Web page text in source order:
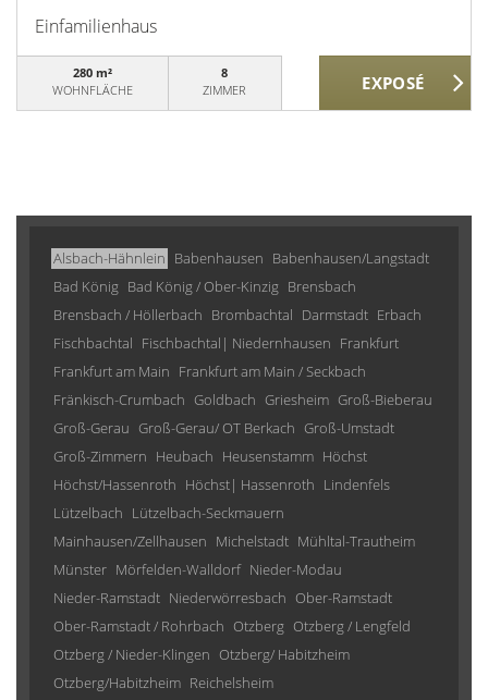
Einfamilienhaus
280 m²
WOHNFLÄCHE
8
ZIMMER
Alsbach-Hähnlein Babenhausen Babenhausen/Langstadt
Bad König Bad König / Ober-Kinzig Brensbach
Brensbach / Höllerbach Brombachtal Darmstadt Erbach
Fischbachtal Fischbachtal| Niedernhausen Frankfurt
Frankfurt am Main Frankfurt am Main / Seckbach
Fränkisch-Crumbach Goldbach Griesheim Groß-Bieberau
Groß-Gerau Groß-Gerau/ OT Berkach Groß-Umstadt
Groß-Zimmern Heubach Heusenstamm Höchst
Höchst/Hassenroth Höchst| Hassenroth Lindenfels
Lützelbach Lützelbach-Seckmauern
Mainhausen/Zellhausen Michelstadt Mühltal-Trautheim
Münster Mörfelden-Walldorf Nieder-Modau
Nieder-Ramstadt Niederwörresbach Ober-Ramstadt
Ober-Ramstadt / Rohrbach Otzberg Otzberg / Lengfeld
Otzberg / Nieder-Klingen Otzberg/ Habitzheim
Otzberg/Habitzheim Reichelsheim